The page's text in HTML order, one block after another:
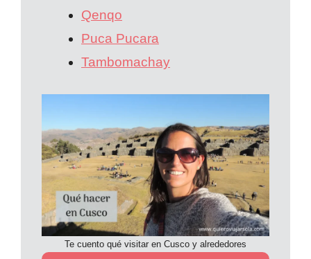
Qenqo
Puca Pucara
Tambomachay
Te cuento qué visitar en Cusco y alrededores